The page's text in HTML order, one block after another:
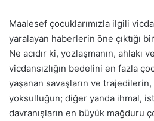
Maalesef çocuklarımızla ilgili
yaralayan haberlerin öne çıktığı
Ne acıdır ki, yozlaşmanın, ahlakı
vicdansızlığın bedelini en fazla
yaşanan savaşların ve trajedilerin,
yoksulluğun; diğer yanda ihmal,
davranışların en büyük mağduru